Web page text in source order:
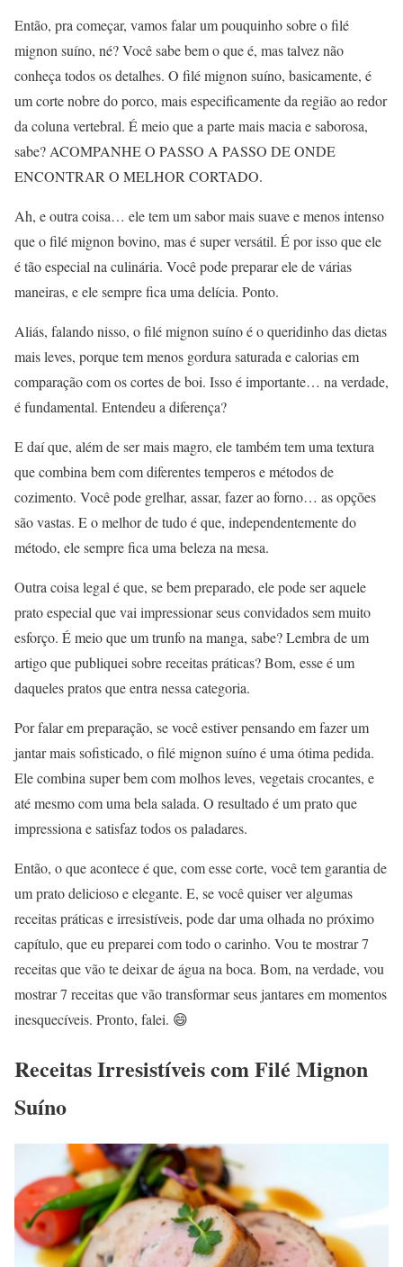
Então, pra começar, vamos falar um pouquinho sobre o filé
mignon suíno, né? Você sabe bem o que é, mas talvez não
conheça todos os detalhes. O filé mignon suíno, basicamente, é
um corte nobre do porco, mais especificamente da região ao redor
da coluna vertebral. É meio que a parte mais macia e saborosa,
sabe? ACOMPANHE O PASSO A PASSO DE ONDE
ENCONTRAR O MELHOR CORTADO.
Ah, e outra coisa… ele tem um sabor mais suave e menos intenso
que o filé mignon bovino, mas é super versátil. É por isso que ele
é tão especial na culinária. Você pode preparar ele de várias
maneiras, e ele sempre fica uma delícia. Ponto.
Aliás, falando nisso, o filé mignon suíno é o queridinho das dietas
mais leves, porque tem menos gordura saturada e calorias em
comparação com os cortes de boi. Isso é importante… na verdade,
é fundamental. Entendeu a diferença?
E daí que, além de ser mais magro, ele também tem uma textura
que combina bem com diferentes temperos e métodos de
cozimento. Você pode grelhar, assar, fazer ao forno… as opções
são vastas. E o melhor de tudo é que, independentemente do
método, ele sempre fica uma beleza na mesa.
Outra coisa legal é que, se bem preparado, ele pode ser aquele
prato especial que vai impressionar seus convidados sem muito
esforço. É meio que um trunfo na manga, sabe? Lembra de um
artigo que publiquei sobre receitas práticas? Bom, esse é um
daqueles pratos que entra nessa categoria.
Por falar em preparação, se você estiver pensando em fazer um
jantar mais sofisticado, o filé mignon suíno é uma ótima pedida.
Ele combina super bem com molhos leves, vegetais crocantes, e
até mesmo com uma bela salada. O resultado é um prato que
impressiona e satisfaz todos os paladares.
Então, o que acontece é que, com esse corte, você tem garantia de
um prato delicioso e elegante. E, se você quiser ver algumas
receitas práticas e irresistíveis, pode dar uma olhada no próximo
capítulo, que eu preparei com todo o carinho. Vou te mostrar 7
receitas que vão te deixar de água na boca. Bom, na verdade, vou
mostrar 7 receitas que vão transformar seus jantares em momentos
inesquecíveis. Pronto, falei. 😄
Receitas Irresistíveis com Filé Mignon
Suíno